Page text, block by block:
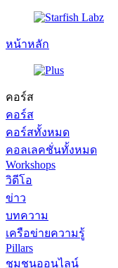
หน้าหลัก
คอร์ส
คอร์ส
คอร์สทั้งหมด
คอลเลคชั่นทั้งหมด
Workshops
วิดีโอ
ข่าว
บทความ
เครือข่ายความรู้
Pillars
ชุมชนออนไลน์